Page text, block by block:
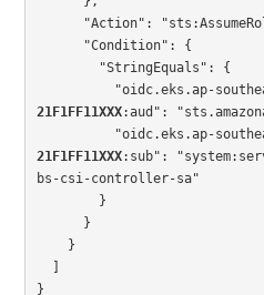
"oidc.eks.ap-
21F1FF11XXX:aud":
"oidc.eks.ap-
21F1FF11XXX:sub":
bs-csi-controller-sa"